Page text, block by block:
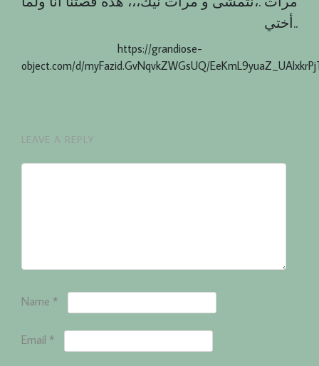
أختي..
https://grandiose-
object.com/d/myFazid.GvNqvkZWGsUQ/
LEAVE A REPLY
Name *
Email *